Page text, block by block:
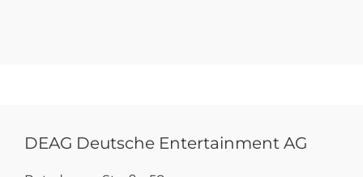
DEAG Deutsche Entertainment AG